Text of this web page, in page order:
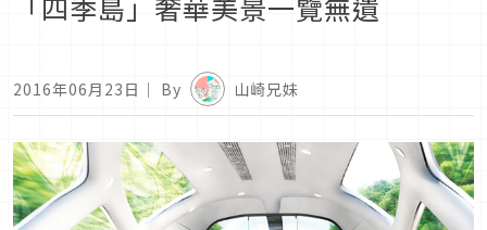
2016年06月23日 ｜ By 山崎兄妹